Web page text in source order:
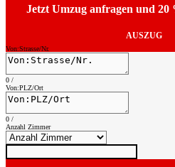
Jetzt Umzug anfragen und 20
AUSZUG
Von:Strasse/Nr.
0 /
Von:PLZ/Ort
0 /
Anzahl Zimmer